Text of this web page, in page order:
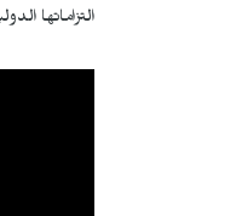
التزاماتها